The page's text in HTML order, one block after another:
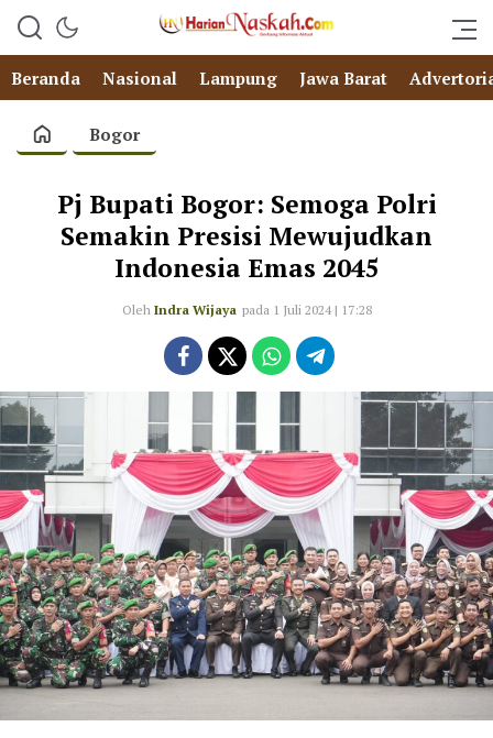
Beranda Nasional Lampung Jawa Barat
Bogor
Pj Bupati Bogor: Semoga Polri
Semakin Presisi Mewujudkan
Indonesia Emas 2045
Oleh Indra Wijaya pada 1 Juli 2024 | 17:28